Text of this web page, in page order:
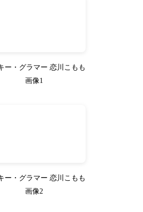
ー・グラマー 恋川こもも
画像1
ー・グラマー 恋川こもも
画像2